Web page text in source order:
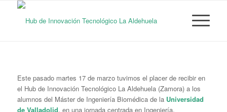
Este pasado martes 17 de marzo tuvimos el placer de recibir en
el Hub de Innovación Tecnológico La Aldehuela (Zamora) a los
alumnos del Máster de Ingeniería Biomédica de la Universidad
de Valladolid, en una jornada centrada en Ingeniería.